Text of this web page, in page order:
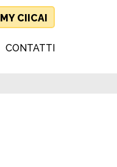
MY CIICAI
CONTATTI